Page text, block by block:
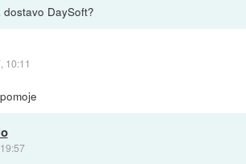
DaySoft?
10:11